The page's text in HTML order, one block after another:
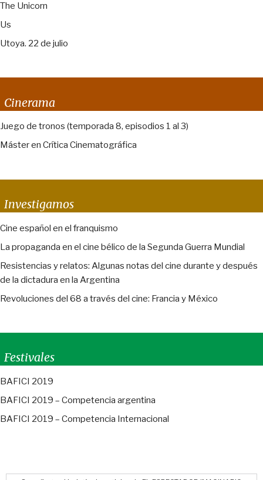
The Unicorn
Us
Utoya. 22 de julio
Cinerama
Juego de tronos (temporada 8, episodios 1 al 3)
Máster en Crítica Cinematográfica
Investigamos
Cine español en el franquismo
La propaganda en el cine bélico de la Segunda Guerra Mundial
Resistencias y relatos: Algunas notas del cine durante y después
de la dictadura en la Argentina
Revoluciones del 68 a través del cine: Francia y México
Festivales
BAFICI 2019
BAFICI 2019 – Competencia argentina
BAFICI 2019 – Competencia Internacional